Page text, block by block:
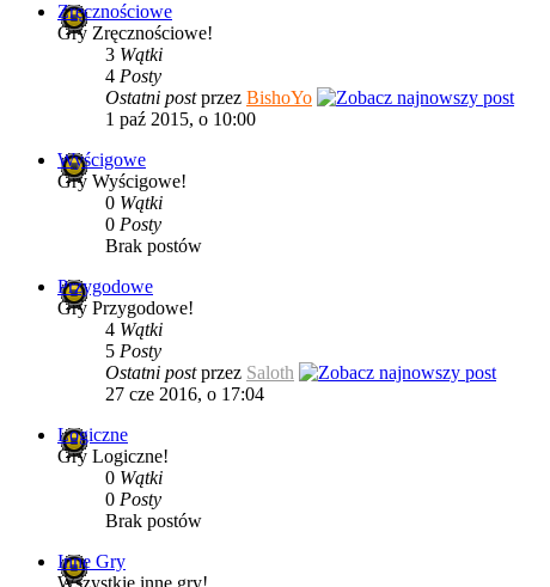
Zręcznościowe
Gry Zręcznościowe!
3 Wątki
4 Posty
Ostatni postprzez BishoYo
1 paź 2015, o 10:00
Wyścigowe
Gry Wyścigowe!
0 Wątki
0 Posty
Brak postów
Przygodowe
Gry Przygodowe!
4 Wątki
5 Posty
Ostatni postprzez Saloth
27 cze 2016, o 17:04
Logiczne
Gry Logiczne!
0 Wątki
0 Posty
Brak postów
Inne Gry